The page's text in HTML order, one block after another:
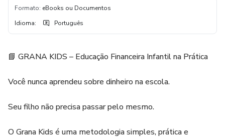
Formato: eBooks ou Documentos
Idioma: Português
📘 GRANA KIDS – Educação Financeira Infantil na Prática
Você nunca aprendeu sobre dinheiro na escola.
Seu filho não precisa passar pelo mesmo.
O Grana Kids é uma metodologia simples, prática e